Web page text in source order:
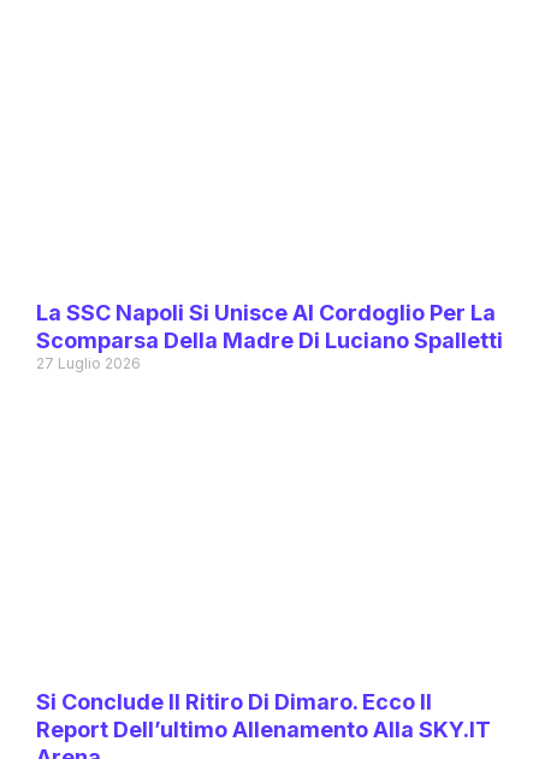
La SSC Napoli Si Unisce Al Cordoglio Per La
Scomparsa Della Madre Di Luciano Spalletti
27 Luglio 2026
Si Conclude Il Ritiro Di Dimaro. Ecco Il
Report Dell’ultimo Allenamento Alla SKY.IT